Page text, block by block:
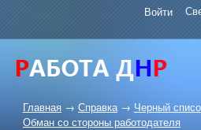
Войти
Главная → Справка→ Черный
Обман со стороны работодателя